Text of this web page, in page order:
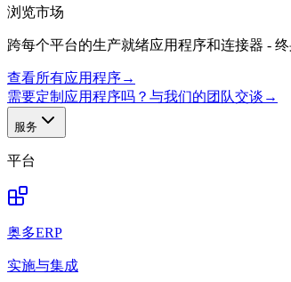
浏览市场
跨每个平台的生产就绪应用程序和连接器 - 终
查看所有应用程序→
需要定制应用程序吗？与我们的团队交谈 →
服务
平台
奥多ERP
实施与集成